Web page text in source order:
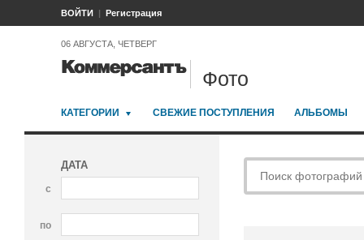
ВОЙТИ Регистрация
06 АВГУСТА, ЧЕТВЕРГ
Фото
КАТЕГОРИИ СВЕЖИЕ ПОСТУПЛЕНИЯ АЛЬБОМЫ
ДАТА
с
по